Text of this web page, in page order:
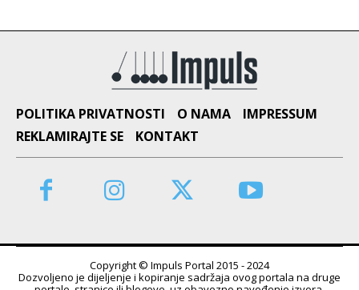
POLITIKA PRIVATNOSTI O NAMA
IMPRESSUM
REKLAMIRAJTE SE
KONTAKT
Copyright © Impuls Portal 2015 - 2024
Dozvoljeno je dijeljenje i kopiranje sadržaja ovog portala na druge